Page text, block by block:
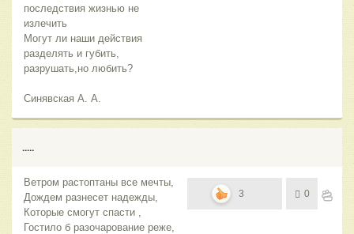
последствия жизнью не
излечить
Могут ли наши действия
разделять и губить,
разрушать,но любить?
Синявская А. А.
.....
Ветром растоптаны все мечты,
Дождем разнесет надежды,
Которые смогут спасти ,
Гостило б разочарование реже,
3 0